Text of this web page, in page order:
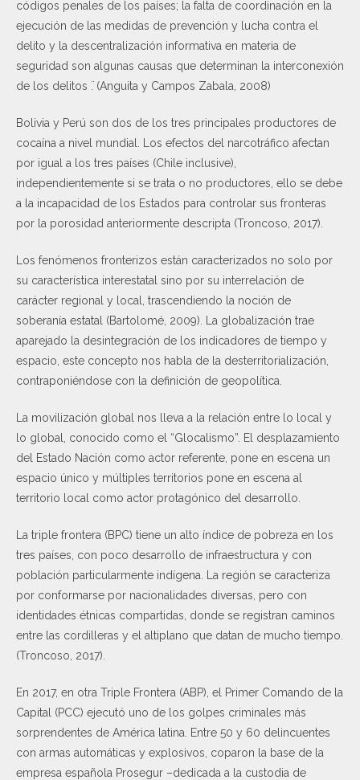
códigos penales de los países; la falta de coordinación en la
ejecución de las medidas de prevención y lucha contra el
delito y la descentralización informativa en materia de
seguridad son algunas causas que determinan la interconexión
de los delitos ̈. (Anguita y Campos Zabala, 2008)
Bolivia y Perú son dos de los tres principales productores de
cocaína a nivel mundial. Los efectos del narcotráfico afectan
por igual a los tres países (Chile inclusive),
independientemente si se trata o no productores, ello se debe
a la incapacidad de los Estados para controlar sus fronteras
por la porosidad anteriormente descripta (Troncoso, 2017).
Los fenómenos fronterizos están caracterizados no solo por
su característica interestatal sino por su interrelación de
carácter regional y local, trascendiendo la noción de
soberanía estatal (Bartolomé, 2009). La globalización trae
aparejado la desintegración de los indicadores de tiempo y
espacio, este concepto nos habla de la desterritorialización,
contraponiéndose con la definición de geopolítica.
La movilización global nos lleva a la relación entre lo local y
lo global, conocido como el “Glocalismo”. El desplazamiento
del Estado Nación como actor referente, pone en escena un
espacio único y múltiples territorios pone en escena al
territorio local como actor protagónico del desarrollo.
La triple frontera (BPC) tiene un alto índice de pobreza en los
tres países, con poco desarrollo de infraestructura y con
población particularmente indígena. La región se caracteriza
por conformarse por nacionalidades diversas, pero con
identidades étnicas compartidas, donde se registran caminos
entre las cordilleras y el altiplano que datan de mucho tiempo.
(Troncoso, 2017).
En 2017, en otra Triple Frontera (ABP), el Primer Comando de la
Capital (PCC) ejecutó uno de los golpes criminales más
sorprendentes de América latina. Entre 50 y 60 delincuentes
con armas automáticas y explosivos, coparon la base de la
empresa española Prosegur –dedicada a la custodia de